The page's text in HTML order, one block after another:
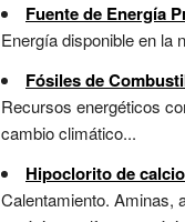
Fuente de Energía
Energía disponible en la
Fósiles de
Recursos energéticos
cambio climático...
Hipoclorito de
Calentamiento. Aminas,